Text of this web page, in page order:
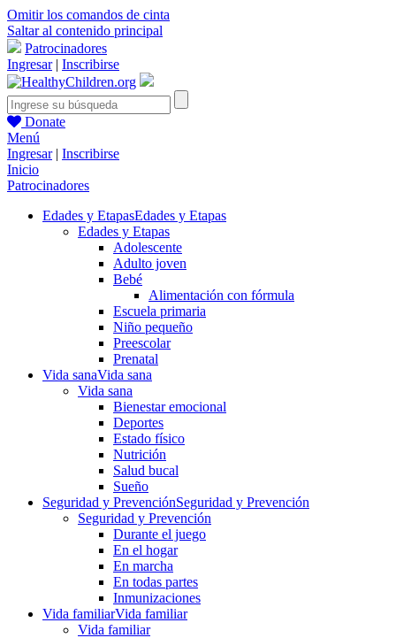
Omitir los comandos de cinta
Saltar al contenido principal
Patrocinadores
Ingresar| Inscribirse
Donate
Menú
Ingresar| Inscribirse
Inicio
Patrocinadores
Edades y EtapasEdades y Etapas
Edades y Etapas
Adolescente
Adulto joven
Bebé
Alimentación con fórmula
Escuela primaria
Niño pequeño
Preescolar
Prenatal
Vida sanaVida sana
Vida sana
Bienestar emocional
Deportes
Estado físico
Nutrición
Salud bucal
Sueño
Seguridad y PrevenciónSeguridad y Prevención
Seguridad y Prevención
Durante el juego
En el hogar
En marcha
En todas partes
Inmunizaciones
Vida familiarVida familiar
Vida familiar